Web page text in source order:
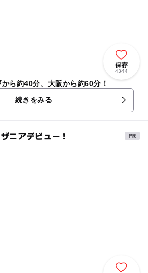
保存
4344
ら約40分、大阪から約60分！
続きをみる
ニアデビュー！